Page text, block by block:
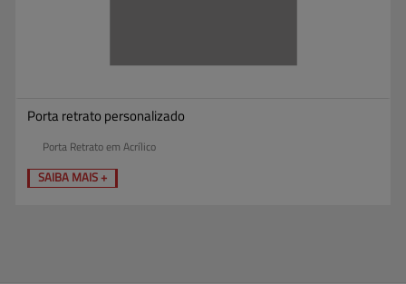
Porta retrato personalizado
Porta Retrato em Acrílico
SAIBA MAIS +